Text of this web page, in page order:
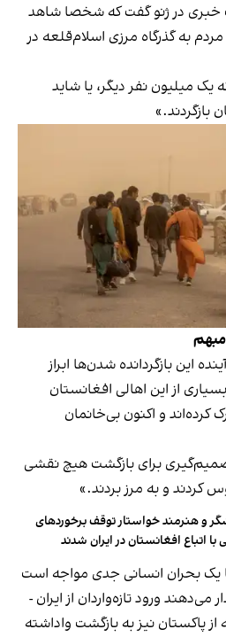
در ژنو گفت که شخصا شاهد
به گذرگاه مرزی اسلام‌قلعه در
یک میلیون نفر دیگر، یا شاید
بازگردند.»
مبهم
این بازگردانده شدن‌ها ابراز
از این اهالی افغانستان
و اکنون بی‌خانمان
برای بازگشت هیچ نقشی
کردند و به مرز بردند.»
کنشگر و هنرمند خواستار توقف برخوردهای
با اتباع افغانستان در ایران شدند
یک بحران انسانی جدی مواجه است
ورود تازه‌واردان از ایران -
پاکستان نیز به بازگشت واداشته